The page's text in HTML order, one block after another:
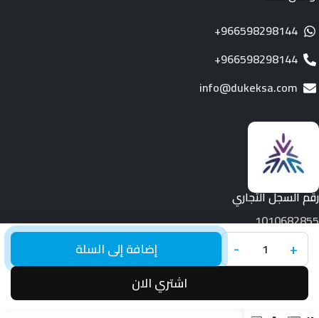
966598298144+
966598298144+
info@dukeksa.com
رقم السجل التجاري
1010682855
جميع الحقوق محفوظة لـ © 2026.
Duke +
-
إضافة إلى السلة
اشتري الان